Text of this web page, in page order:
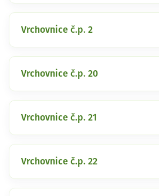
Vrchovnice č.p. 2
Vrchovnice č.p. 20
Vrchovnice č.p. 21
Vrchovnice č.p. 22